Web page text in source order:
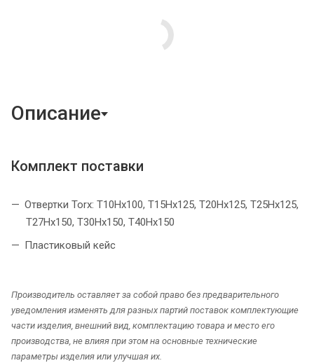
Описание
Комплект поставки
Отвертки Torx: T10Hх100, T15Hх125, T20Hх125, T25Hх125,
T27Hх150, T30Hх150, T40Hх150
Пластиковый кейс
Производитель оставляет за собой право без предварительного
уведомления изменять для разных партий поставок комплектующие
части изделия, внешний вид, комплектацию товара и место его
производства, не влияя при этом на основные технические
параметры изделия или улучшая их.